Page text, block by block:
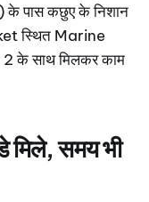
के पास कछुए के निशान
स्थित Marine
के साथ मिलकर काम
मिले, समय भी